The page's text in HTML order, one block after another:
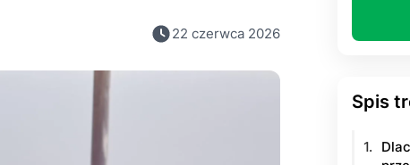
Konsultacja psychiatryczna
22 czerwca 2026
Spis